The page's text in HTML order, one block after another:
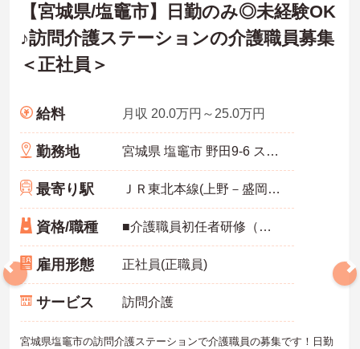
【宮城県/塩竈市】日勤のみ◎未経験OK
♪訪問介護ステーションの介護職員募集
＜正社員＞
給料 月収 20.0万円～25.0万円
勤務地 宮城県 塩竈市 野田9-6 ステーションコート塩釜102
最寄り駅 ＪＲ東北本線(上野－盛岡)「塩釜駅」徒歩3分
資格/職種 ■介護職員初任者研修（ヘルパー2級）以上必須 ■経験不問
雇用形態 正社員(正職員)
サービス 訪問介護
宮城県塩竈市の訪問介護ステーションで介護職員の募集です！日勤